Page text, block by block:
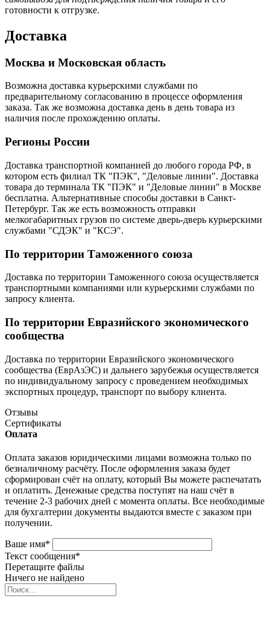
готовности к отгрузке.
Доставка
Москва и Московская область
Возможна доставка курьерскими службами по
предварительному согласованию в процессе оформления
заказа. Так же возможна доставка день в день товара из
наличия после прохождению оплаты.
Регионы России
Доставка транспортной компанией до любого города РФ, в
котором есть филиал ТК "ПЭК", "Деловые линии". Доставка
товара до терминала ТК "ПЭК" и "Деловые линии" в Москве
бесплатна. Альтернативные способы доставки в Санкт-
Петербург. Так же есть возможность отправки
мелкогабаритных грузов по системе дверь-дверь курьерскими
службами "СДЭК" и "КСЭ".
По территории Таможенного союза
Доставка по территории Таможенного союза осуществляется
транспортными компаниями или курьерскими службами по
запросу клиента.
По территории Евразийского экономического
сообщества
Доставка по территории Евразийского экономического
сообщества (ЕврАзЭС) и дальнего зарубежья осуществляется
по индивидуальному запросу с проведением необходимых
экспортных процедур, транспорт по выбору клиента.
Отзывы
Сертификаты
Оплата
Оплата заказов юридическими лицами возможна только по
безналичному расчёту. После оформления заказа будет
сформирован счёт на оплату, который Вы можете распечатать
и оплатить. Денежные средства поступят на наш счёт в
течение 2-3 рабочих дней с момента оплаты. Все необходимые
для бухгалтерии документы выдаются вместе с заказом при
получении.
Ваше имя*
Текст сообщения*
Перетащите файлы
Ничего не найдено